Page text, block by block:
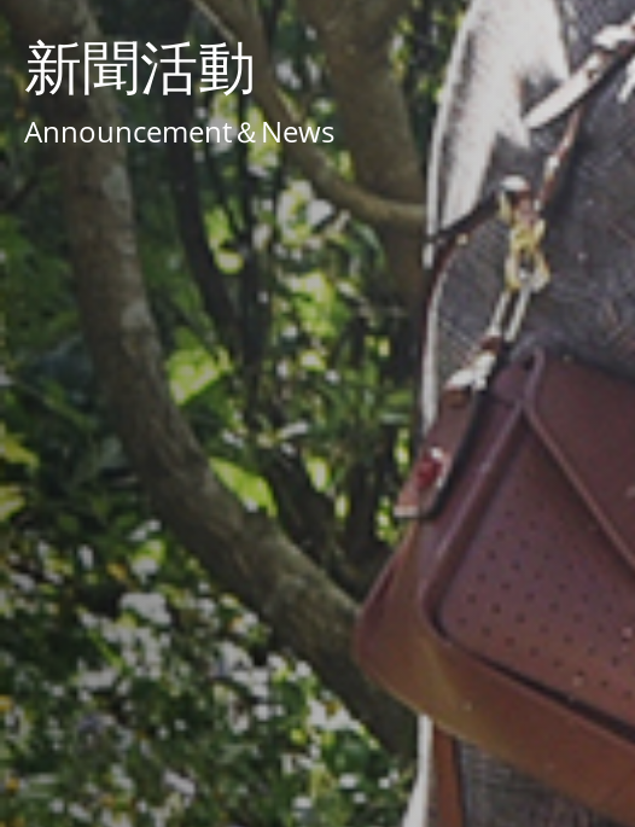
新聞活動
Announcement＆News